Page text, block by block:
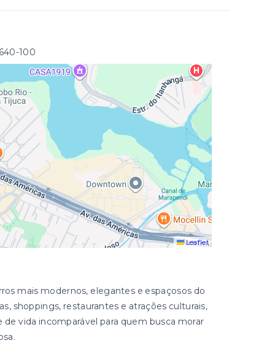
100
Leaflet
mais modernos, elegantes e espaçosos do
shoppings, restaurantes e atrações culturais,
de vida incomparável para quem busca morar